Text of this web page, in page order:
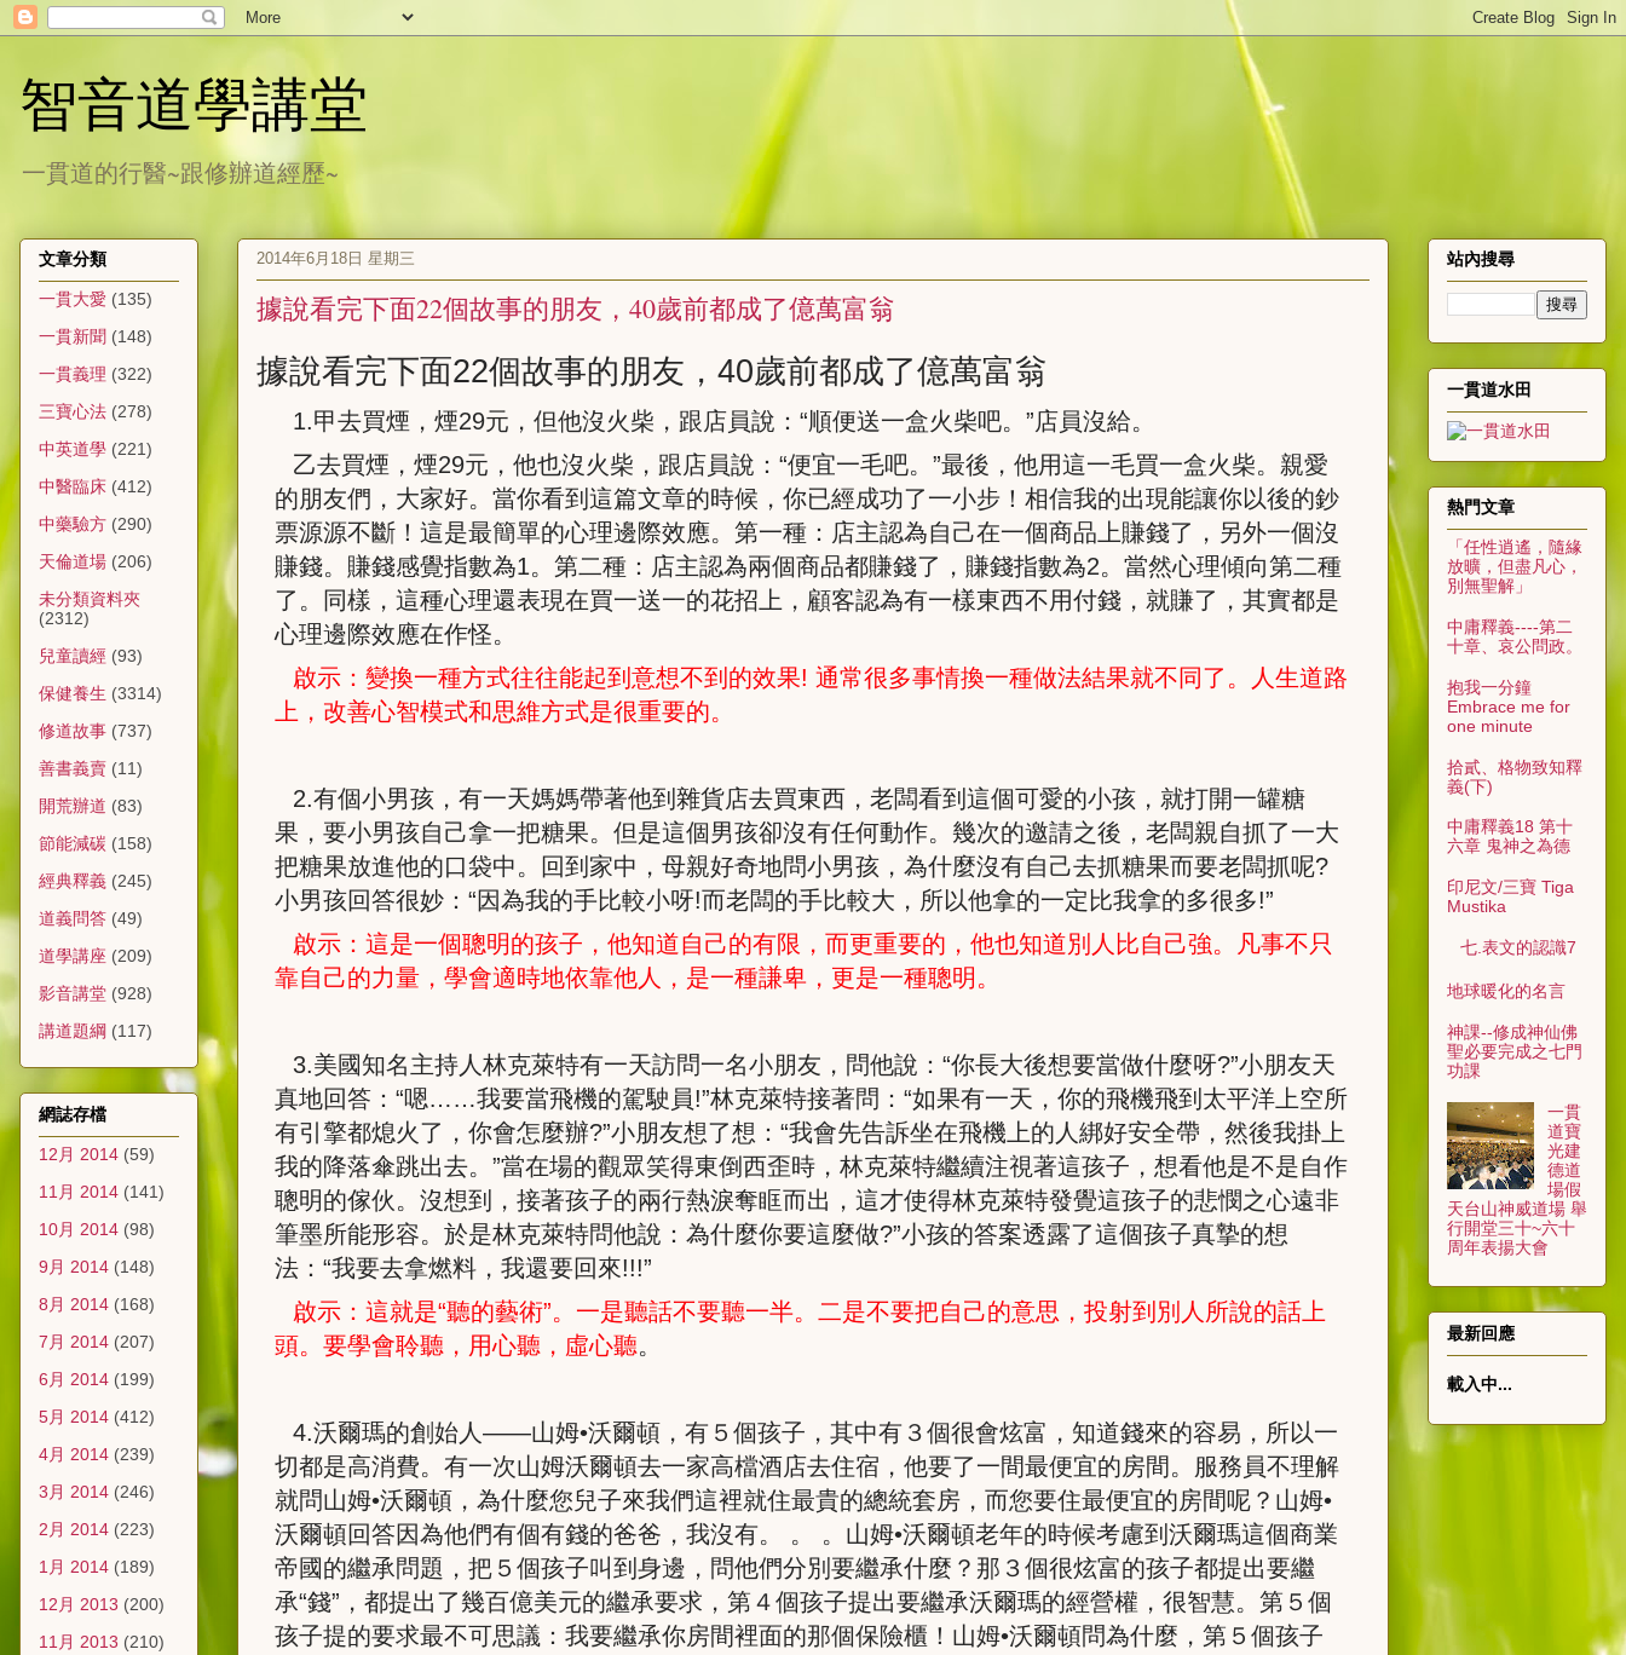
智音道學講堂
一貫道的行醫~跟修辦道經歷~
2014年6月18日 星期三
據說看完下面22個故事的朋友，40歲前都成了億萬富翁
據說看完下面22個故事的朋友， 40歲前都成了億萬富翁
1.甲去買煙，煙29元，但他沒火柴，跟店員說：“順便送一盒火柴吧。”店員沒給。
乙去買煙，煙29元，他也沒火柴，跟店員說：“便宜一毛吧。”最後，他用這一毛買一盒火柴。親愛
的朋友們，大家好。當你看到這篇文章的時候，你已經成功了一小步！相信我的出現能讓你以後的鈔
票源源不斷！這是最簡單的心理邊際效應。第一種：店主認為自己在一個商品上賺錢了，另外一個沒
賺錢。賺錢感覺指數為1。第二種：店主認為兩個商品都賺錢了，賺錢指數為2。當然心理傾向第二種
了。同樣，這種心理還表現在買一送一的花招上，顧客認為有一樣東西不用付錢，就賺了，其實都是
心理邊際效應在作怪。
啟示：變換一種方式往往能起到意想不到的效果!通常很多事情換一種做法結果就不同了。人生道路
上，改善心智模式和思維方式是很重要的。
2.有個小男孩，有一天媽媽帶著他到雜貨店去買東西，老闆看到這個可愛的小孩，就打開一罐糖
果，要小男孩自己拿一把糖果。但是這個男孩卻沒有任何動作。幾次的邀請之後，老闆親自抓了一大
把糖果放進他的口袋中。回到家中，母親好奇地問小男孩，為什麼沒有自己去抓糖果而要老闆抓呢?
小男孩回答很妙：“因為我的手比較小呀!而老闆的手比較大，所以他拿的一定比我拿的多很多!”
啟示：這是一個聰明的孩子，他知道自己的有限，而更重要的，他也知道別人比自己強。凡事不只
靠自己的力量，學會適時地依靠他人，是一種謙卑，更是一種聰明。
3.美國知名主持人林克萊特有一天訪問一名小朋友，問他說：“你長大後想要當做什麼呀?”小朋友天
真地回答：“嗯……我要當飛機的駕駛員!”林克萊特接著問：“如果有一天，你的飛機飛到太平洋上空所
有引擎都熄火了，你會怎麼辦?”小朋友想了想：“我會先告訴坐在飛機上的人綁好安全帶，然後我掛上
我的降落傘跳出去。”當在場的觀眾笑得東倒西歪時，林克萊特繼續注視著這孩子，想看他是不是自作
聰明的傢伙。沒想到，接著孩子的兩行熱淚奪眶而出，這才使得林克萊特發覺這孩子的悲憫之心遠非
筆墨所能形容。於是林克萊特問他說：為什麼你要這麼做?”小孩的答案透露了這個孩子真摯的想
法：“我要去拿燃料，我還要回來!!!”
啟示：這就是“聽的藝術”。一是聽話不要聽一半。二是不要把自己的意思，投射到別人所說的話上
頭。要學會聆聽，用心聽，虛心聽。
4.沃爾瑪的創始人——山姆•沃爾頓，有５個孩子，其中有３個很會炫富，知道錢來的容易，所以一
切都是高消費。有一次山姆沃爾頓去一家高檔酒店去住宿，他要了一間最便宜的房間。服務員不理解
就問山姆•沃爾頓，為什麼您兒子來我們這裡就住最貴的總統套房，而您要住最便宜的房間呢？山姆•
沃爾頓回答因為他們有個有錢的爸爸，我沒有。 。 。山姆•沃爾頓老年的時候考慮到沃爾瑪這個商業
帝國的繼承問題，把５個孩子叫到身邊，問他們分別要繼承什麼？那３個很炫富的孩子都提出要繼
承“錢”，都提出了幾百億美元的繼承要求，第４個孩子提出要繼承沃爾瑪的經營權，很智慧。第５個
孩子提的要求最不可思議：我要繼承你房間裡面的那個保險櫃！山姆•沃爾頓問為什麼，第５個孩子
文章分類
一貫大愛 (135)
一貫新聞 (148)
一貫義理 (322)
三寶心法 (278)
中英道學 (221)
中醫臨床 (412)
中藥驗方 (290)
天倫道場 (206)
未分類資料夾
(2312)
兒童讀經 (93)
保健養生 (3314)
修道故事 (737)
善書義賣 (11)
開荒辦道 (83)
節能減碳 (158)
經典釋義 (245)
道義問答 (49)
道學講座 (209)
影音講堂 (928)
講道題綱 (117)
網誌存檔
12月 2014 (59)
11月 2014 (141)
10月 2014 (98)
9月 2014 (148)
8月 2014 (168)
7月 2014 (207)
6月 2014 (199)
5月 2014 (412)
4月 2014 (239)
3月 2014 (246)
2月 2014 (223)
1月 2014 (189)
12月 2013 (200)
11月 2013 (210)
站內搜尋
一貫道水田
熱門文章
「任性逍遙，隨緣
放曠，但盡凡心，
別無聖解」
中庸釋義----第二
十章、哀公問政。
抱我一分鐘
Embrace me for
one minute
拾貳、格物致知釋
義(下)
中庸釋義18 第十
六章 鬼神之為德
印尼文/三寶 Tiga
Mustika
七.表文的認識7
地球暖化的名言
神課--修成神仙佛
聖必要完成之七門
功課
一貫
道寶
光建
德道
場假
天台山神威道場 舉
行開堂三十~六十
周年表揚大會
最新回應
載入中...